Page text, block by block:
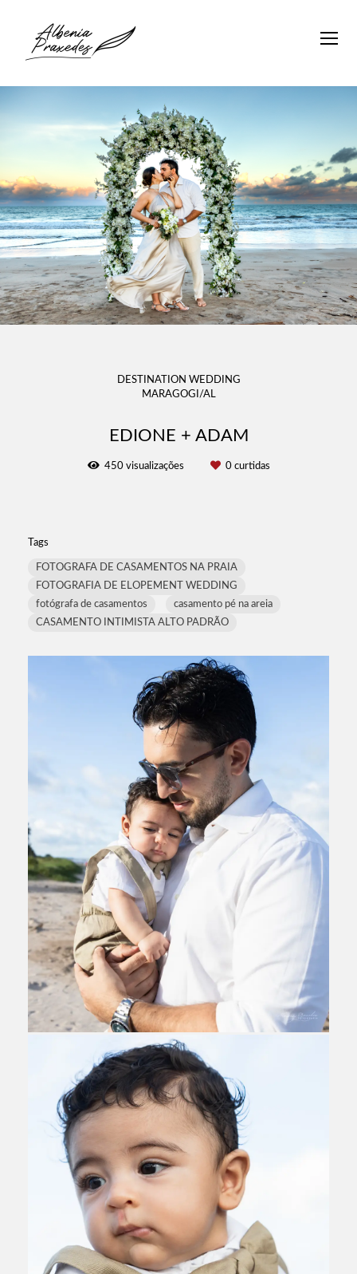
DESTINATION WEDDING
MARAGOGI/AL
EDIONE + ADAM
450visualizações 0curtidas
Tags
FOTOGRAFA DE CASAMENTOS NA PRAIA
FOTOGRAFIA DE ELOPEMENT WEDDING
fotógrafa de casamentos
casamento pé na areia
CASAMENTO INTIMISTA ALTO PADRÃO